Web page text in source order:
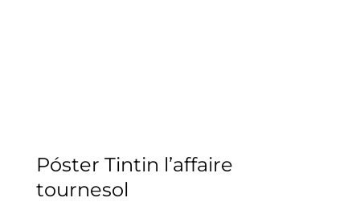
Póster Tintin l’affaire
tournesol